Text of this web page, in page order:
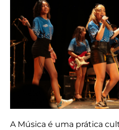
A Música é uma prática